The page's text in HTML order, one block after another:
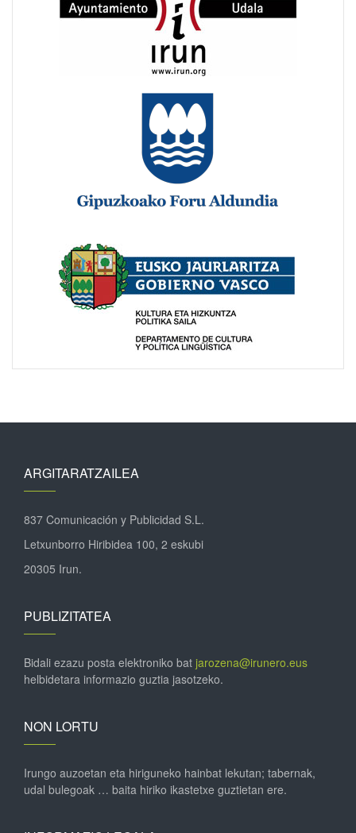
ARGITARATZAILEA
837 Comunicación y Publicidad S.L.
Letxunborro Hiribidea 100, 2 eskubi
20305 Irun.
PUBLIZITATEA
Bidali ezazu posta elektroniko bat jarozena@irunero.eus
helbidetara informazio guztia jasotzeko.
NON LORTU
Irungo auzoetan eta hiriguneko hainbat lekutan; tabernak,
udal bulegoak … baita hiriko ikastetxe guztietan ere.